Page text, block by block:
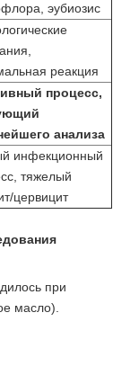
эубиозис
реакция
процесс,
анализа
инфекционный
тяжелый
цервицит
при
масло).